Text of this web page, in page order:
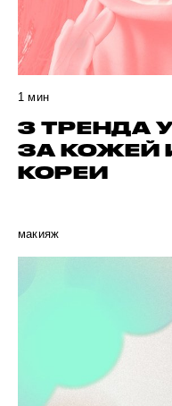
1 мин
3 ТРЕНДА
ЗА КОЖЕЙ
КОРЕИ
макияж